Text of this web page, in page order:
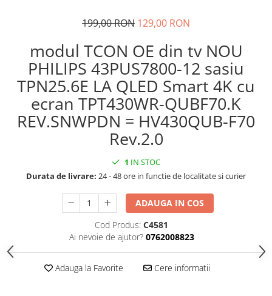
199,00 RON 129,00 RON
modul TCON OE din tv NOU
PHILIPS 43PUS7800-12 sasiu
TPN25.6E LA QLED Smart 4K cu
ecran TPT430WR-QUBF70.K
REV.SNWPDN = HV430QUB-F70
Rev.2.0
1 IN STOC
Durata de livrare: 24 - 48 ore in functie de localitate si curier
ADAUGA IN COS
Cod Produs: C4581
Ai nevoie de ajutor? 0762008823
Adauga la Favorite Cere informatii